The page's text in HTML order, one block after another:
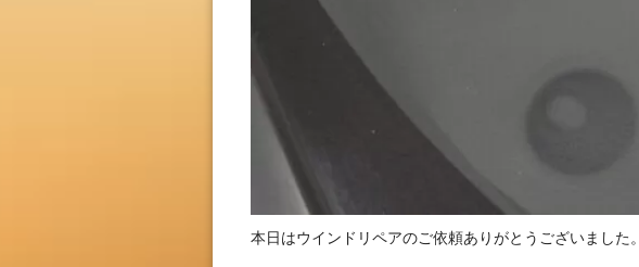
本日はウインドリペアのご依頼ありがとうございました。